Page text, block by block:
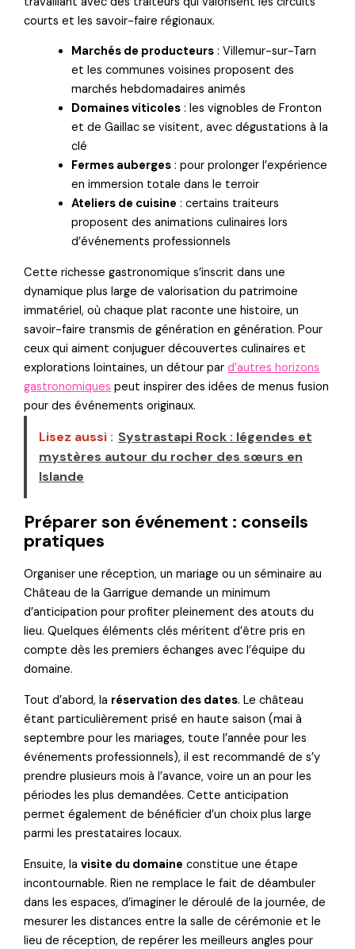
courts et les savoir-faire régionaux.
Marchés de producteurs : Villemur-sur-Tarn
et les communes voisines proposent des
marchés hebdomadaires animés
Domaines viticoles : les vignobles de Fronton
et de Gaillac se visitent, avec dégustations à la
clé
Fermes auberges : pour prolonger l’expérience
en immersion totale dans le terroir
Ateliers de cuisine : certains traiteurs
proposent des animations culinaires lors
d’événements professionnels
Cette richesse gastronomique s’inscrit dans une
dynamique plus large de valorisation du patrimoine
immatériel, où chaque plat raconte une histoire, un
savoir-faire transmis de génération en génération. Pour
ceux qui aiment conjuguer découvertes culinaires et
explorations lointaines, un détour pard’autres horizons
gastronomiques peut inspirer des idées de menus fusion
pour des événements originaux.
Lisez aussi : Systrastapi Rock : légendes et
mystères autour du rocher des sœurs en
Islande
Préparer son événement : conseils
pratiques
Organiser une réception, un mariage ou un séminaire au
Château de la Garrigue demande un minimum
d’anticipation pour profiter pleinement des atouts du
lieu. Quelques éléments clés méritent d’être pris en
compte dès les premiers échanges avec l’équipe du
domaine.
Tout d’abord, la réservation des dates. Le château
étant particulièrement prisé en haute saison (mai à
septembre pour les mariages, toute l’année pour les
événements professionnels), il est recommandé de s’y
prendre plusieurs mois à l’avance, voire un an pour les
périodes les plus demandées. Cette anticipation
permet également de bénéficier d’un choix plus large
parmi les prestataires locaux.
Ensuite, lavisite du domaine constitue une étape
incontournable. Rien ne remplace le fait de déambuler
dans les espaces, d’imaginer le déroulé de la journée, de
mesurer les distances entre la salle de cérémonie et le
lieu de réception, de repérer les meilleurs angles pour